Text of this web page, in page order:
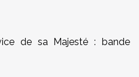
de sa Majesté : bande